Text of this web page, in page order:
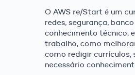
O AWS re/Start é um
redes, segurança,
conhecimento técnico,
trabalho, como
como redigir currículos,
necessário